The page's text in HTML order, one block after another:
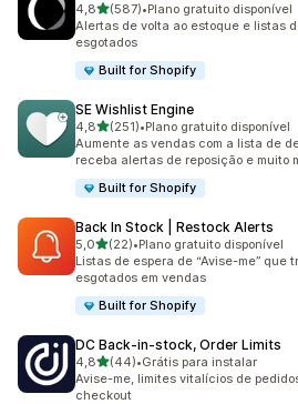
4,8de 5 estrelas
(587)
587 avaliações ao todo
•Plano gratuito disponível
Alertas de volta ao estoque e listas
esgotados
Built for Shopify
SE Wishlist Engine
4,8de 5 estrelas
(251)
251 avaliações ao todo
•Plano gratuito disponível
Aumente as vendas com a lista de
receba alertas de reposição e muito
Built for Shopify
Back In Stock | Restock Alerts
5,0de 5 estrelas
(22)
22 avaliações ao todo
•Plano gratuito disponível
Listas de espera de “Avise-me” que
esgotados em vendas
Built for Shopify
DC Back‑in‑stock, Order Limits
4,8de 5 estrelas
(44)
44 avaliações ao todo
•Grátis para instalar
Avise-me, limites vitalícios de
checkout